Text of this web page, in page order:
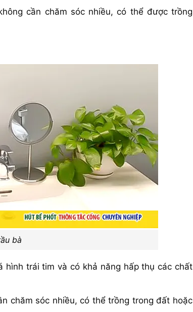
cần chăm sóc nhiều, có thể được trồng
bà
hình trái tim và có khả năng hấp thụ các chất
chăm sóc nhiều, có thể trồng trong đất hoặc